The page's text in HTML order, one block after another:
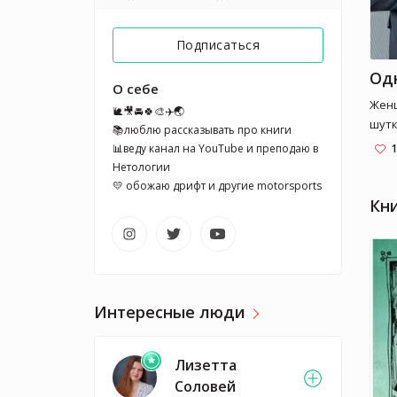
Подписаться
О себе
🐌🎥🚘🍀🎨✈️🌏
📚люблю рассказывать про книги
📊веду канал на YouTube и преподаю в
Нетологии
💛 обожаю дрифт и другие motorsports
Интересные люди
Лизетта
Соловей
ли
1